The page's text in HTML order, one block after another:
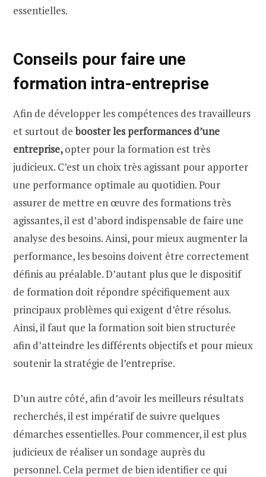
essentielles.
Conseils pour faire une
formation intra-entreprise
Afin de développer les compétences des travailleurs
et surtout debooster les performances d’une
entreprise,opter pour la formation est très
judicieux. C’est un choix très agissant pour apporter
une performance optimale au quotidien. Pour
assurer de mettre en œuvre des formations très
agissantes, il est d’abord indispensable de faire une
analyse des besoins. Ainsi, pour mieux augmenter la
performance, les besoins doivent être correctement
définis au préalable. D’autant plus que le dispositif
de formation doit répondre spécifiquement aux
principaux problèmes qui exigent d’être résolus.
Ainsi, il faut que la formation soit bien structurée
afin d’atteindre les différents objectifs et pour mieux
soutenir la stratégie de l’entreprise.
D’un autre côté, afin d’avoir les meilleurs résultats
recherchés, il est impératif de suivre quelques
démarches essentielles. Pour commencer, il est plus
judicieux de réaliser un sondage auprès du
personnel. Cela permet de bien identifier ce qui